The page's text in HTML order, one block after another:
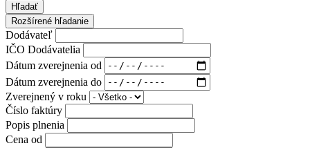
Hľadať
Rozšírené hľadanie
Dodávateľ
IČO Dodávatelia
Dátum zverejnenia od
Dátum zverejnenia do
Zverejnený v roku
Číslo faktúry
Popis plnenia
Cena od